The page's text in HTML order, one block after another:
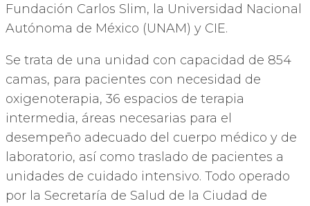
Fundación Carlos Slim, la Universidad Nacional
Autónoma de México (UNAM) y CIE.
Se trata de una unidad con capacidad de 854
camas, para pacientes con necesidad de
oxigenoterapia, 36 espacios de terapia
intermedia, áreas necesarias para el
desempeño adecuado del cuerpo médico y de
laboratorio, así como traslado de pacientes a
unidades de cuidado intensivo. Todo operado
por la Secretaría de Salud de la Ciudad de